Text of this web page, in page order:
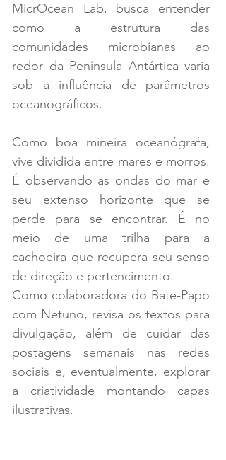
MicrOcean Lab, busca entender
como a estrutura das
comunidades microbianas ao
redor da Península Antártica varia
sob a influência de parâmetros
oceanográficos.
Como boa mineira oceanógrafa,
vive dividida entre mares e morros.
É observando as ondas do mar e
seu extenso horizonte que se
perde para se encontrar. É no
meio de uma trilha para a
cachoeira que recupera seu senso
de direção e pertencimento.
Como colaboradora do Bate-Papo
com Netuno, revisa os textos para
divulgação, além de cuidar das
postagens semanais nas redes
sociais e, eventualmente, explorar
a criatividade montando capas
ilustrativas.